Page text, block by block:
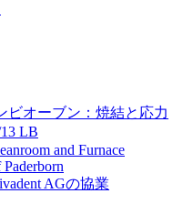
ビオーブン：焼結と応力
LB
and Furnace
AGの協業